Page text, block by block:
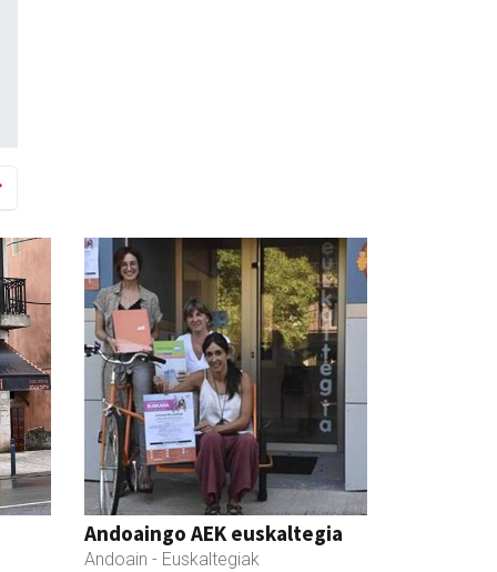
Andoaingo AEK euskaltegia
Andoain - Euskaltegiak